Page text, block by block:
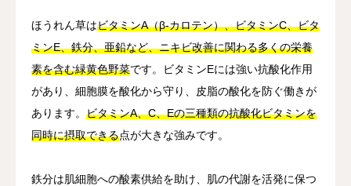
ほうれん草はビタミンA（β-カロテン）、ビタミンC、ビタ
ミンE、鉄分、亜鉛など、ニキビ改善に関わる多くの栄養
素を含む緑黄色野菜です。ビタミンEには強い抗酸化作用
があり、細胞膜を酸化から守り、皮脂の酸化を防ぐ働きが
あります。 ビタミンA、C、Eの三種類の抗酸化ビタミンを
同時に摂取できる点が大きな強みです。
鉄分は肌細胞への酸素供給を助け、肌の代謝を活発に保つ